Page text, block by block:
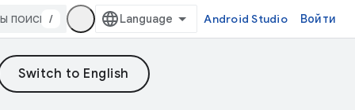
/ Android Studio Войти